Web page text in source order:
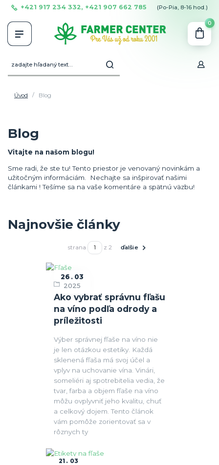
+421 917 234 332, +421 907 662 785 (Po-Pia, 8-16 hod.)
0
Úvod Blog
Blog
Vitajte na našom blogu!
Sme radi, že ste tu! Tento priestor je venovaný novinkám a
užitočným informáciám. Nechajte sa inšpirovať našimi
článkami ! Tešíme sa na vaše komentáre a spätnú väzbu!
Najnovšie články
strana z 2 ďalšie
Ako vybrať správnu fľašu
na víno podľa odrody a
príležitosti
26
03
2025
Fľaše
Výber správnej fľaše na víno nie
je len otázkou estetiky. Každá
sklenená fľaša má svoj účel a
vplyv na uchovanie vína. Vinári,
someliéri aj spotrebitelia vedia, že
tvar, farba a objem fľaše na víno
môžu ovplyvniť jeho kvalitu, chuť
a celkový dojem. Tento článok
vám pomôže zorientovať sa v
rôznych ty
21
03